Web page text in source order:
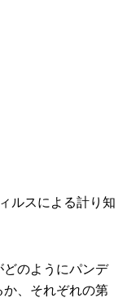
ルスによる計り知
のようにパンデ
か、それぞれの第